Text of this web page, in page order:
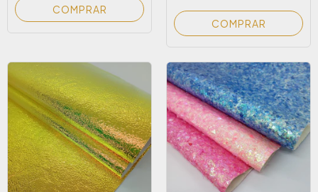
COMPRAR
COMPRAR